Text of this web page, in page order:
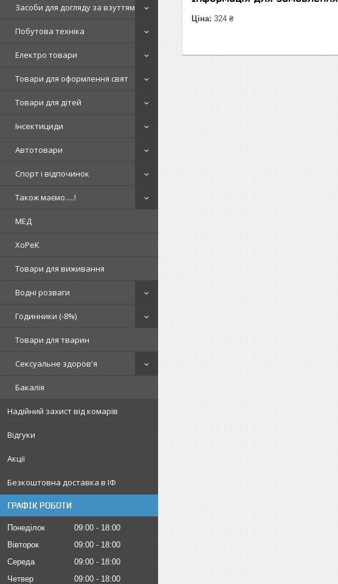
Засоби для догляду за взуттям
Побутова техніка
Електро товари
Товари для оформлення свят
Товари для дітей
Інсектициди
Автотовари
Спорт і відпочинок
Також маємо.....!
МЕД
ХоРеК
Товари для виживання
Водні розваги
Годинники (-8%)
Товари для тварин
Сексуальне здоров'я
Бакалія
Надійний захист від комарів
Відгуки
Акції
Безкоштовна доставка в ІФ
ГРАФІК РОБОТИ
Понеділок 09:00
18:00
Вівторок
09:00
18:00
Середа
09:00
18:00
Четвер
09:00
18:00
Ціна: 324 ₴